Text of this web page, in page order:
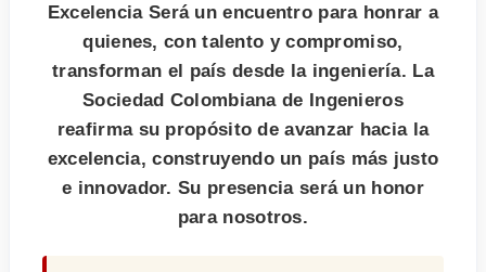
Excelencia Será un encuentro para honrar a
quienes, con talento y compromiso,
transforman el país desde la ingeniería. La
Sociedad Colombiana de Ingenieros
reafirma su propósito de avanzar hacia la
excelencia, construyendo un país más justo
e innovador. Su presencia será un honor
para nosotros.